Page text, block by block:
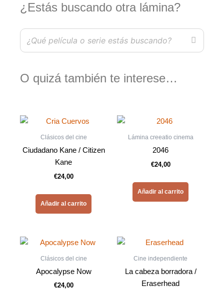
¿Estás buscando otra lámina?
O quizá también te interese…
Clásicos del cine
Ciudadano Kane / Citizen
Kane
€24,00
Añadir al carrito
Lámina creeatio cinema
2046
€24,00
Añadir al carrito
Clásicos del cine
Apocalypse Now
€24,00
Cine independiente
La cabeza borradora /
Eraserhead